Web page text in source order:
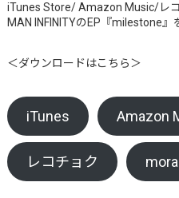
iTunes Store/ Amazon Music/レ
MAN INFINITYのEP『milestone』
＜ダウンロードはこちら＞
iTunes Amazon
レコチョク mora